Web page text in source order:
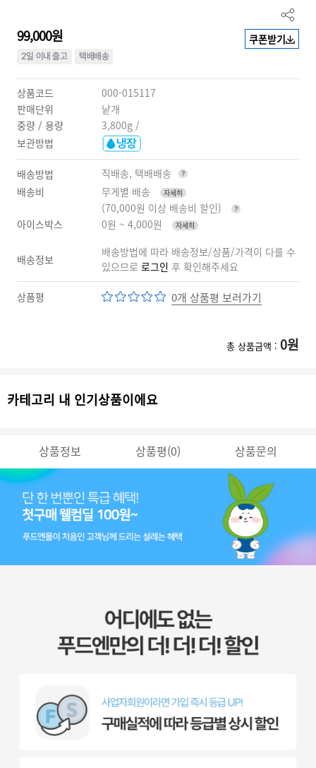
99,000원 쿠폰받기
상품코드
000-015117
판매단위
낱개
중량 / 용량
3,800g /
보관방법
배송방법
직배송, 택배배송
배송비
무게별 배송 자세히
(70,000원 이상 배송비 할인)
아이스박스
0원 ~ 4,000원 자세히
배송정보
배송방법에 따라 배송정보/상품/가격이 다를 수
있으므로 로그인 후 확인해주세요
상품평 0개 상품평 보러가기
총 상품금액 : 0원
카테고리 내 인기상품이에요
상품정보 상품평(0) 상품문의